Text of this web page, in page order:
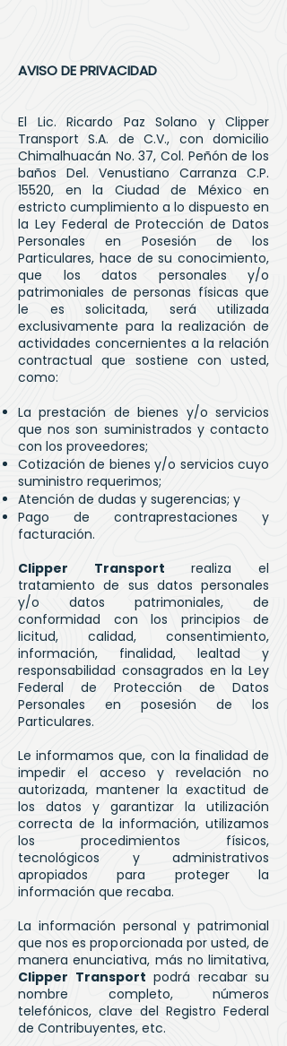
AVISO DE PRIVACIDAD
El Lic. Ricardo Paz Solano y Clipper
Transport S.A. de C.V., con domicilio
Chimalhuacán No. 37, Col. Peñón de los
baños Del. Venustiano Carranza C.P.
15520, en la Ciudad de México en
estricto cumplimiento a lo dispuesto en
la Ley Federal de Protección de Datos
Personales en Posesión de los
Particulares, hace de su conocimiento,
que los datos personales y/o
patrimoniales de personas físicas que
le es solicitada, será utilizada
exclusivamente para la realización de
actividades concernientes a la relación
contractual que sostiene con usted,
como:
La prestación de bienes y/o servicios
que nos son suministrados y contacto
con los proveedores;
Cotización de bienes y/o servicios cuyo
suministro requerimos;
Atención de dudas y sugerencias; y
Pago de contraprestaciones y
facturación.
Clipper Transport realiza el
tratamiento de sus datos personales
y/o datos patrimoniales, de
conformidad con los principios de
licitud, calidad, consentimiento,
información, finalidad, lealtad y
responsabilidad consagrados en la Ley
Federal de Protección de Datos
Personales en posesión de los
Particulares.
Le informamos que, con la finalidad de
impedir el acceso y revelación no
autorizada, mantener la exactitud de
los datos y garantizar la utilización
correcta de la información, utilizamos
los procedimientos físicos,
tecnológicos y administrativos
apropiados para proteger la
información que recaba.
La información personal y patrimonial
que nos es proporcionada por usted, de
manera enunciativa, más no limitativa,
Clipper Transport podrá recabar su
nombre completo, números
telefónicos, clave del Registro Federal
de Contribuyentes, etc.